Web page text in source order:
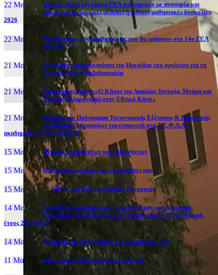
22 Μαι, 26
Πανελλαδικές εξετάσεις ΓΕΛ υποψηφίων με αναπηρία και
ειδικές εκπαιδευτικές ανάγκες ή ειδικές μαθησιακές δυσκολίες
2026
22 Μαι, 26
Οδηγίες προς τους μαθητές μας που θα γράψουν στο 14ο ΓΕΛ
Αθηνών
21 Μαι, 26
Επιτυχής πραγματοποίηση της Ημερίδας του σχολείου για τη
Διαφοροποιημένη Διδασκαλία
21 Μαι, 26
Καινοτόμος δράση «Ο Κήπος της Αμαλίας: Ιστορία, Μνήμη και
Βιώσιμη Κληρονομιά στον Εθνικό Κήπο»
21 Μαι, 26
Οδηγίες και Πρόγραμμα Υγειονομικής Εξέτασης & Πρακτικής
Δοκιμασίας Υποψηφίων για εισαγωγή στα Τ.Ε.Φ.Α.Α.,
ακαδημαϊκού έτους 2026-27
15 Μαι, 26 Πίνακας επιτυχόντων και επιλαχόντων
15 Μαι, 26 Εξεταστικά κέντρα για τους μαθητές μας
15 Μαι, 2026 Νέα ιστοσελίδα του Ομίλου Ρητορικής
14 Μαι, 26
Διευθύνσεις για την υγειονομική εξέταση και πρακτική
δοκιμασία των υποψηφίων για εισαγωγή στα ΤΕΦΑΑ ακαδ.
έτους 2026-2027
14 Μαι, 26 Yποβολή μηχανογραφικού για υποψηφίους 5%
11 Μαι, 26 Πρόγραμμα ενδοσχολικών εξετάσεων